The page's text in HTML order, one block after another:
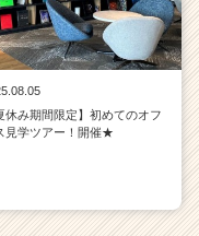
休み期間限定】初めてのオフ
見学ツアー！開催★